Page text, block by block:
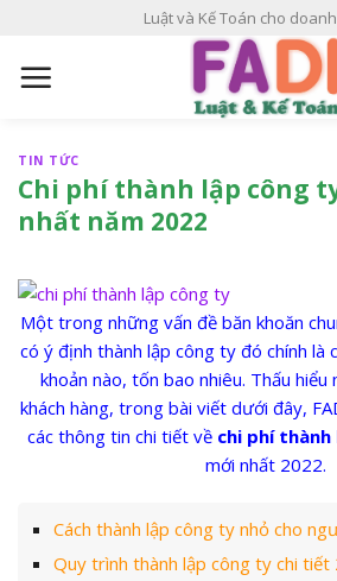
Luật và Kế Toán cho
TIN TỨC
Chi phí thành lập công
nhất năm 2022
Một trong những vấn đề băn khoăn
có ý định thành lập công ty đó chính là
khoản nào, tốn bao nhiêu. Thấu hiểu
khách hàng, trong bài viết dưới đây,
các thông tin chi tiết về chi phí
mới nhất 2022.
Cách thành lập công ty nhỏ cho
Quy trình thành lập công ty chi tiết